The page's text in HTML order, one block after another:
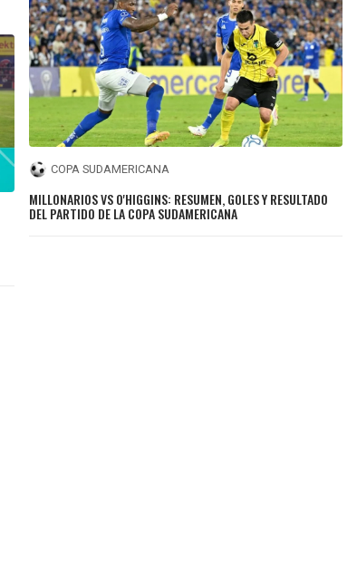
COPA SUDAMERICANA
MILLONARIOS VS O'HIGGINS: RESUMEN, GOLES Y RESULTADO
DEL PARTIDO DE LA COPA SUDAMERICANA